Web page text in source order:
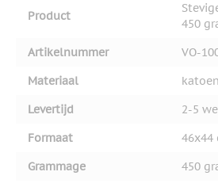
Product
450
Artikelnummer
VO-
Materiaal
katoen
Levertijd
2-5
Formaat
46x44
Grammage
450